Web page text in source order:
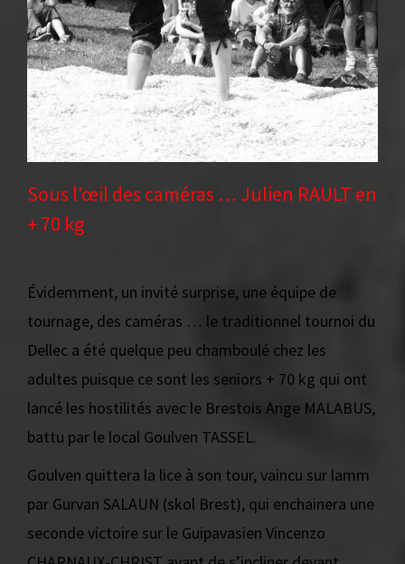
Sous l’œil des caméras … Julien RAULT en
+ 70 kg
Évidemment, un invité surprise, une équipe de
tournage, des caméras … le traditionnel tournoi du
Dellec a été quelque peu chamboulé chez les
adultes puisque ce sont les seniors + 70 kg qui ont
lancé les hostilités avec le Brestois Ange MALABUS,
battu par le local Goulven TASSEL.
Goulven quittera la lice à son tour, vaincu sur lamm
par Gurvan SALAUN (skol Brest), qui enchainera une
seconde victoire sur le Guipavasien Vincenzo